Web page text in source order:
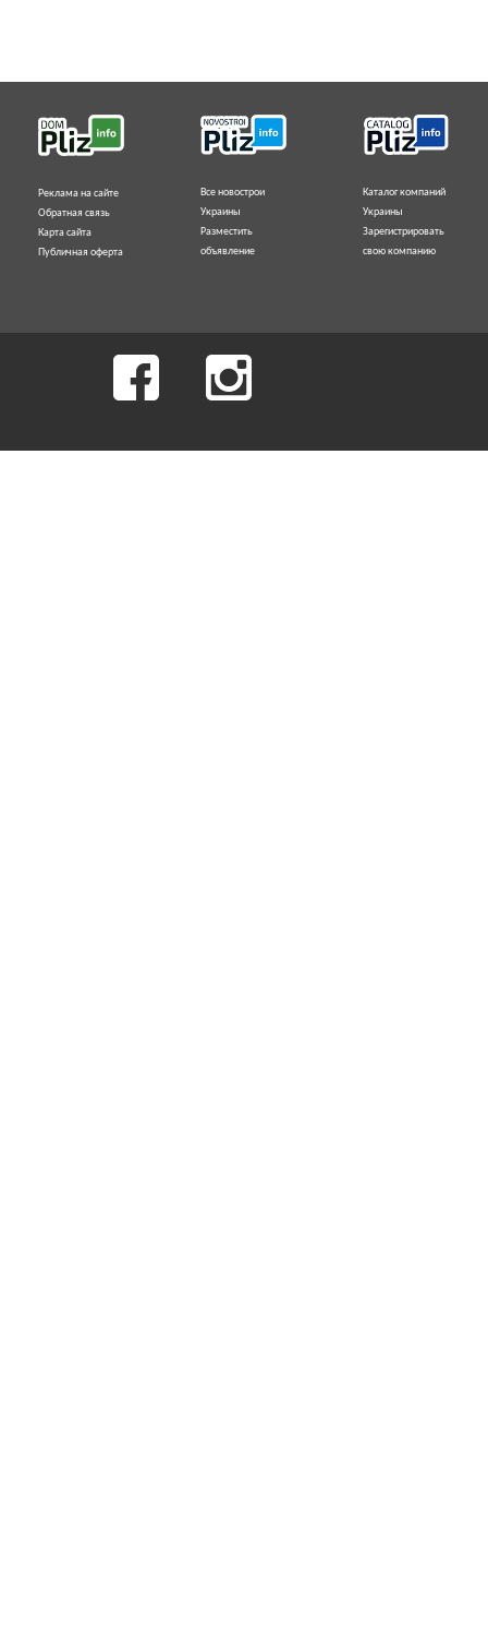
Реклама на сайте
Обратная связь
Карта сайта
Публичная оферта
Все новострои
Украины
Разместить
объявление
Каталог компаний
Украины
Зарегистрировать
свою компанию